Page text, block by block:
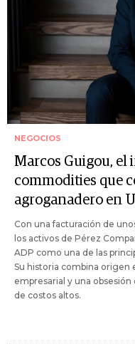
NEGOCIOS
Marcos Guigou, el
commodities que
agroganadero en
Con una facturación de
los activos de Pérez
ADP como una de las
Su historia combina origen
empresarial y una
de costos altos.